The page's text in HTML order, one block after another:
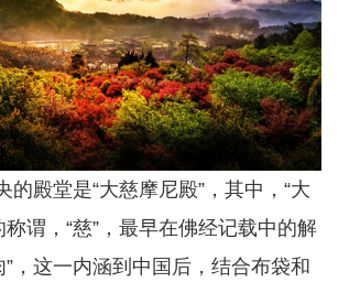
殿堂是“大慈摩尼殿”，其中，“大
谓，“慈”，最早在佛经记载中的解
”，这一内涵到中国后，结合布袋和